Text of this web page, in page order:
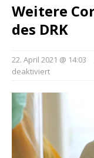
Weitere
des DRK
22. April 2021 @ 14:03
deaktiviert